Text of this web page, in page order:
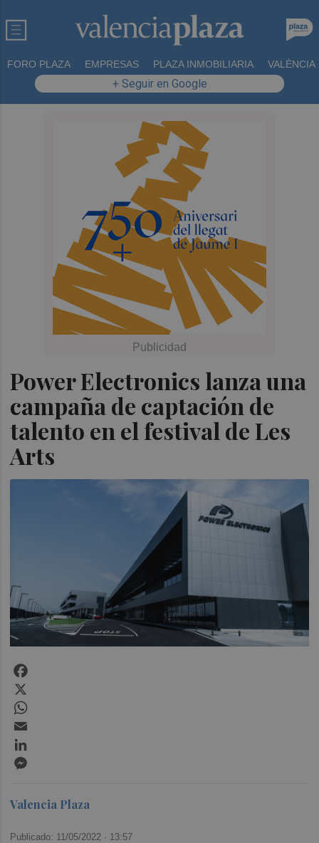
FORO PLAZA EMPRESAS PLAZA INMOBILIARIA VALÈNCIA
+ Seguir en Google
Power Electronics lanza una
campaña de captación de
talento en el festival de Les
Arts
Valencia Plaza
Publicado: 11/05/2022 · 13:57